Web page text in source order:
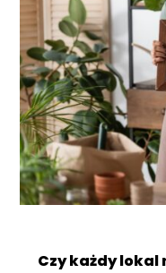
Czy każdy lokal